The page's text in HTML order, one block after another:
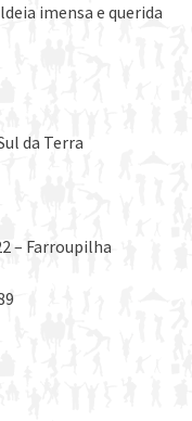
imensa e querida
da Terra
– Farroupilha